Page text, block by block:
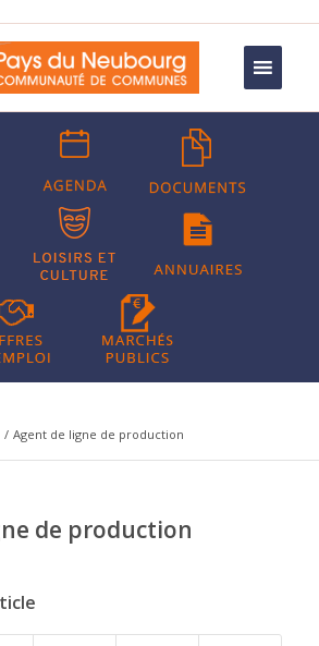
/ Agent de ligne de production
de production